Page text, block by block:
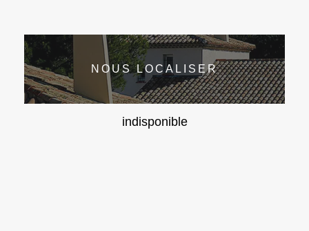
NOUS LOCALISER
indisponible